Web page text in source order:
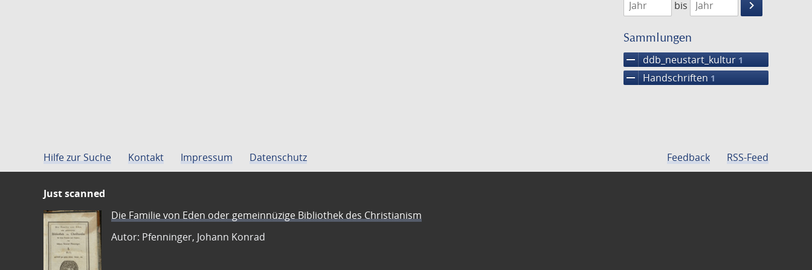
bis
keyboard_arrow_right
Suche
Sammlungen
remove ddb_neustart_kultur 1
remove Handschriften 1
Hilfe zur Suche Kontakt Impressum Datenschutz Feedback RSS-Feed
Just scanned
Die Familie von Eden oder gemeinnüzige Bibliothek des Christianism
Autor: Pfenninger, Johann Konrad